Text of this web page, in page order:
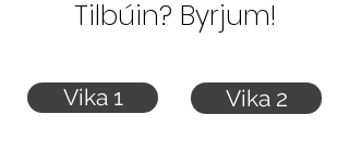
Tilbúin? Byrjum!
Vika 1 Vika 2